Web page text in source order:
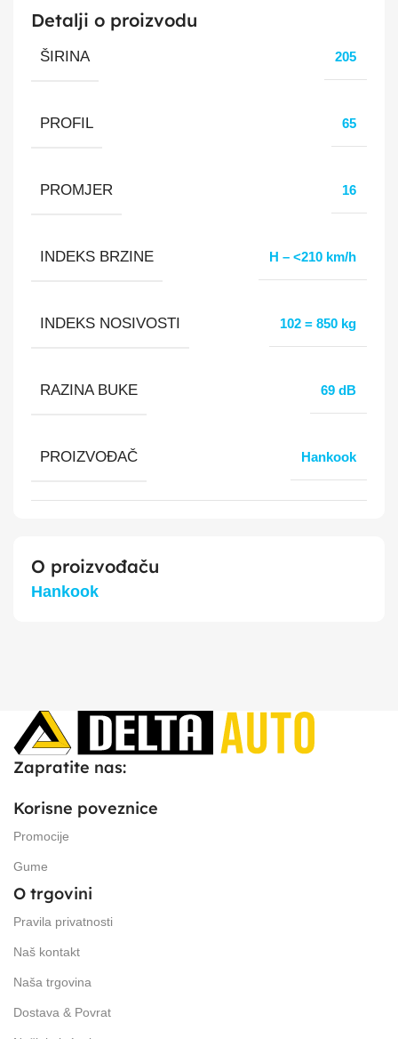
Detalji o proizvodu
ŠIRINA 205
PROFIL 65
PROMJER 16
INDEKS BRZINE H – <210 km/h
INDEKS NOSIVOSTI 102 = 850 kg
RAZINA BUKE 69 dB
PROIZVOĐAČ Hankook
O proizvođaču
Hankook
Zapratite nas:
Korisne poveznice
Promocije
Gume
O trgovini
Pravila privatnosti
Naš kontakt
Naša trgovina
Dostava & Povrat